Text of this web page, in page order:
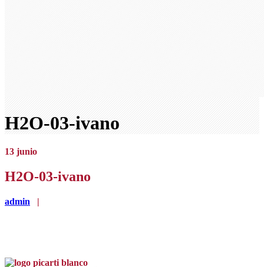
H2O-03-ivano
13 junio
H2O-03-ivano
admin |